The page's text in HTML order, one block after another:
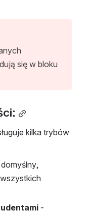
się w bloku
kilka trybów
-